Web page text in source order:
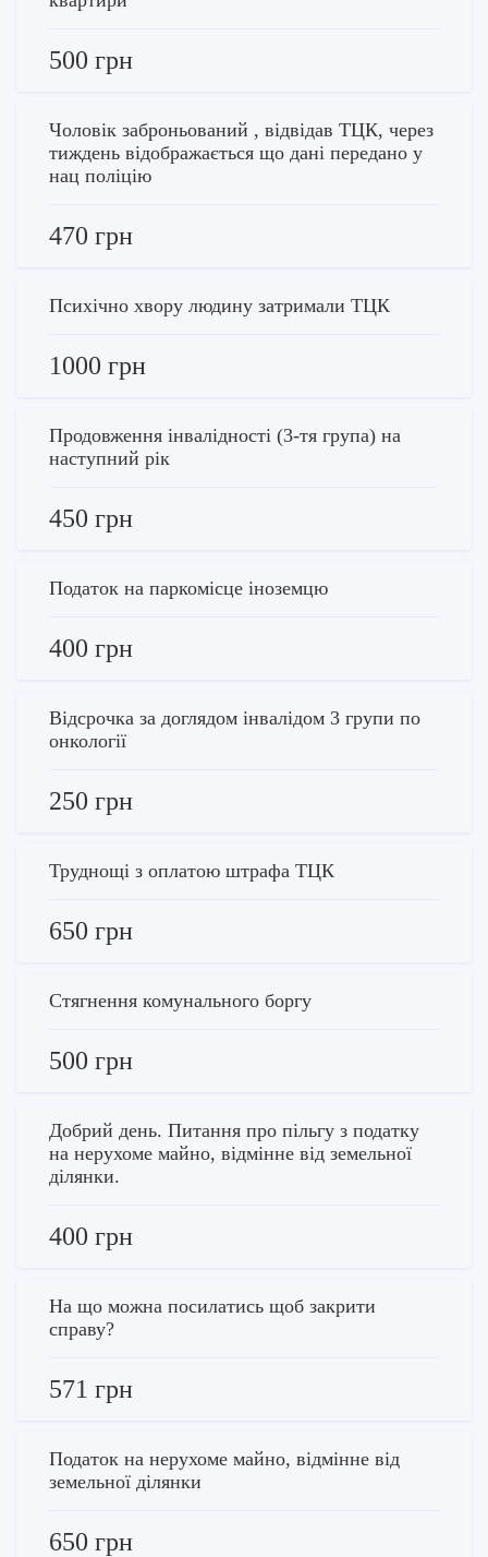
500 грн
Чоловік заброньований , відвідав ТЦК, через
тиждень відображається що дані передано у
нац поліцію
470 грн
Психічно хвору людину затримали ТЦК
1000 грн
Продовження інвалідності (3-тя група) на
наступний рік
450 грн
Податок на паркомісце іноземцю
400 грн
Відсрочка за доглядом інвалідом 3 групи по
онкології
250 грн
Труднощі з оплатою штрафа ТЦК
650 грн
Стягнення комунального боргу
500 грн
Добрий день. Питання про пільгу з податку
на нерухоме майно, відмінне від земельної
ділянки.
400 грн
На що можна посилатись щоб закрити
справу?
571 грн
Податок на нерухоме майно, відмінне від
земельної ділянки
650 грн